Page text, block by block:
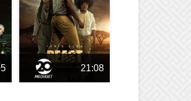
21:08